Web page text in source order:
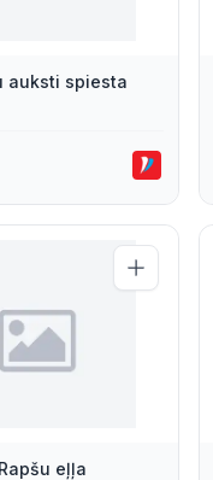
auksti spiesta
eļļa